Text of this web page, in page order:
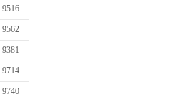
9516
9562
9381
9714
9740